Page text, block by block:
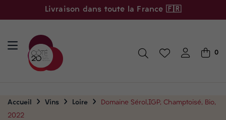
Livraison dans toute la France 🇫🇷
0
Accueil Vins Loire
Domaine Sérol,IGP, Champtoisé, Bio,
2022